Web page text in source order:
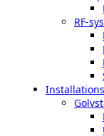
RF-